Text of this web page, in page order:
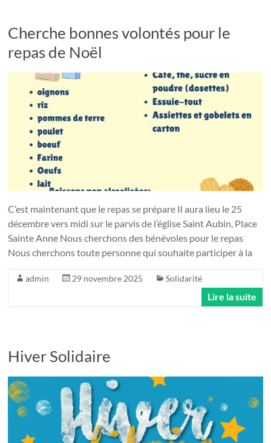
Cherche bonnes volontés pour le
repas de Noël
C’est maintenant que le repas se prépare Il aura lieu le 25
décembre vers midi sur le parvis de l’église Saint Aubin, Place
Sainte Anne Nous cherchons des bénévoles pour le repas
Nous cherchons toute personne qui souhaite participer à la
admin 29 novembre 2025 Solidarité
Lire la suite
Hiver Solidaire